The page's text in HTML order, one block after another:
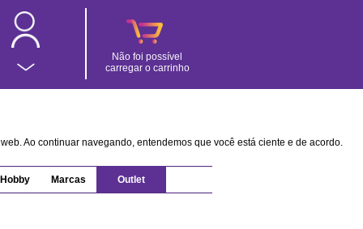
Não foi possível
carregar o carrinho
Ao continuar navegando, entendemos que você está ciente e de acordo.
Hobby Marcas Outlet